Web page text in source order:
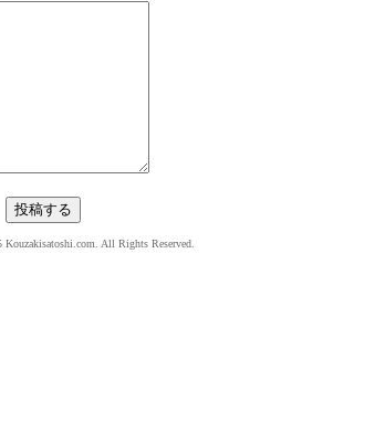
All Rights Reserved.